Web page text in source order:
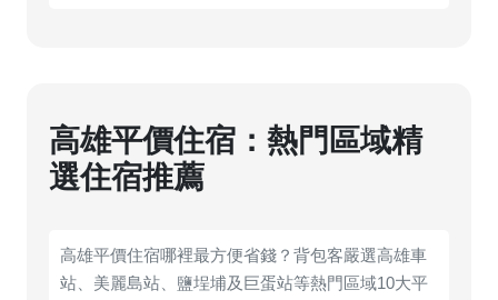
高雄平價住宿：熱門區域精
選住宿推薦
高雄平價住宿哪裡最方便省錢？背包客嚴選高雄車
站、美麗島站、鹽埕埔及巨蛋站等熱門區域10大平